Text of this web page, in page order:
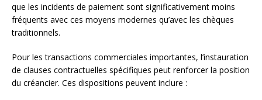
que les incidents de paiement sont significativement moins
fréquents avec ces moyens modernes qu’avec les chèques
traditionnels.
Pour les transactions commerciales importantes, l’instauration
de clauses contractuelles spécifiques peut renforcer la position
du créancier. Ces dispositions peuvent inclure :